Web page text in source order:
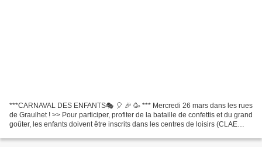
***CARNAVAL DES ENFANTS🎭 🎈 🎉 🥳 *** Mercredi 26 mars dans les rues
de Graulhet ! >> Pour participer, profiter de la bataille de confettis et du grand
goûter, les enfants doivent être inscrits dans les centres de loisirs (CLAE